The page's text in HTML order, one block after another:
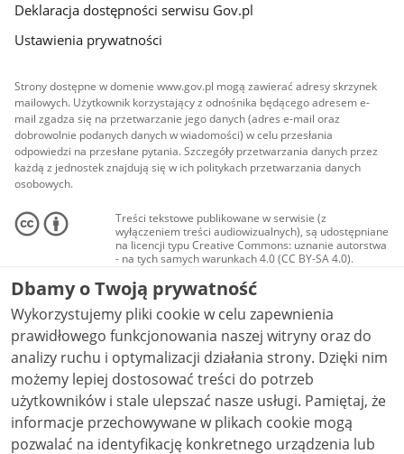
Deklaracja dostępności serwisu Gov.pl
Ustawienia prywatności
Strony dostępne w domenie www.gov.pl mogą zawierać adresy skrzynek
mailowych. Użytkownik korzystający z odnośnika będącego adresem e-
mail zgadza się na przetwarzanie jego danych (adres e-mail oraz
dobrowolnie podanych danych w wiadomości) w celu przesłania
odpowiedzi na przesłane pytania. Szczegóły przetwarzania danych przez
każdą z jednostek znajdują się w ich politykach przetwarzania danych
osobowych.
Treści tekstowe publikowane w serwisie (z
wyłączeniem treści audiowizualnych), są udostępniane
na licencji typu Creative Commons: uznanie autorstwa
- na tych samych warunkach 4.0 (CC BY-SA 4.0).
Materiały audiowizualne, w tym zdjęcia, materiały
audio i wideo, są udostępniane na licencji typu
Creative Commons: uznanie autorstwa użycie
niekomercyjne - bez utworów zależnych 4.0 (CC BY-
NC-ND 4.0), o ile nie jest to stwierdzone inaczej.
Dbamy o Twoją prywatność
Wykorzystujemy pliki cookie w celu zapewnienia
prawidłowego funkcjonowania naszej witryny oraz do
analizy ruchu i optymalizacji działania strony. Dzięki nim
możemy lepiej dostosować treści do potrzeb
użytkowników i stale ulepszać nasze usługi. Pamiętaj, że
informacje przechowywane w plikach cookie mogą
pozwalać na identyfikację konkretnego urządzenia lub